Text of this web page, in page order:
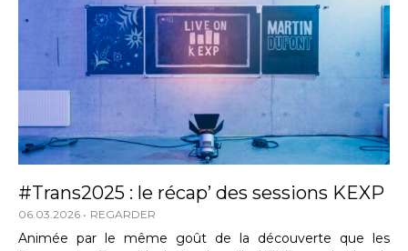
#Trans2025 : le récap’ des sessions KEXP
06.03.2026 REGARDER
Animée par le même goût de la découverte que les